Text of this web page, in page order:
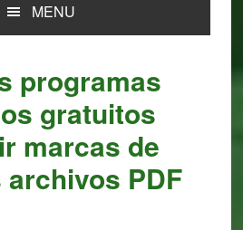
MENU
programas
gratuitos
marcas de
PDF